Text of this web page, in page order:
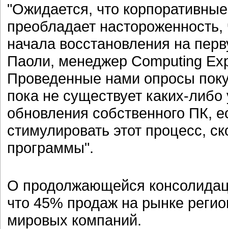
"Ожидается, что
преобладает настороженность,
начала восстановления на
Паоли, менеджер Computing
Проведенные нами опросы
пока не существует каких-
обновления собственного ПК,
стимулировать этот процесс,
программы".
О продолжающейся
что 45% продаж на рынке
мировых компаний.